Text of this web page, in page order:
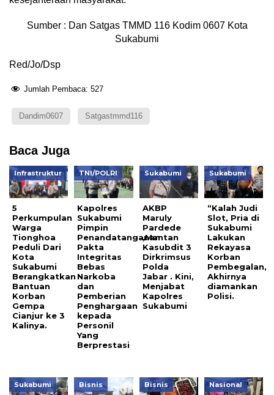
Sumber : Dan Satgas TMMD 116 Kodim 0607 Kota
Sukabumi
Red/Jo/Dsp
Jumlah Pembaca: 527
Dandim0607 Satgastmmd116
Baca Juga
Infrastruktur
5
Perkumpulan
Warga
Tionghoa
Peduli Dari
Kota
Sukabumi
Berangkatkan
Bantuan
Korban
Gempa
Cianjur ke 3
Kalinya.
TNI/POLRI
Kapolres
Sukabumi
Pimpin
Penandatanganan
Pakta
Integritas
Bebas
Narkoba
dan
Pemberian
Penghargaan
kepada
Personil
Yang
Berprestasi
Sukabumi
AKBP
Maruly
Pardede
,Mantan
Kasubdit 3
Dirkrimsus
Polda
Jabar . Kini,
Menjabat
Kapolres
Sukabumi
Sukabumi
“Kalah Judi
Slot, Pria di
Sukabumi
Lakukan
Rekayasa
Korban
Pembegalan,
Akhirnya
diamankan
Polisi.
Sukabumi Bisnis Bisnis Nasional